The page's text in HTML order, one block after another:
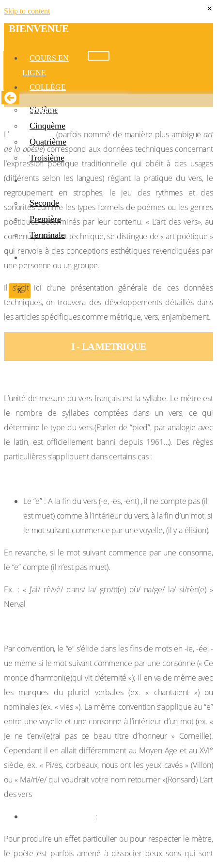
Skip to content
BIENVENUE​
COURS EN
LIGNE
COLLÈGE
Sixième
Cinquème
Quatrième
Troisième
LYCÉE
Seconde
Première
Terminale
X
ART DES VERS
L’art des vers (parfois nommé de manière plus ambiguëart
de la poésie) correspond aux données techniques concernant
l’expression poétique traditionnelle qui obéit à des usages
(différents selon les langues) réglant la pratique du vers, le
regroupement en strophes, le jeu des rythmes et des
sonorités comme les types formels de poèmes ou les genres
poétiques déterminés par leur contenu. « L’art des vers», au
contenu purement technique, se distingue de « art poétique »
qui renvoie à des conceptions esthétiques revendiquées par
une personne ou un groupe.
Il s’agit ici d’une présentation générale de ces données
techniques, on trouvera des développements détaillés dans
les articles spécifiques comme métrique, vers, enjambement.
I - LA METRIQUE
L’unité de mesure du vers français est la syllabe. Le mètre est
le nombre de syllabes comptées dans un vers, ce qui
détermine le type du vers.(Parler de “pied”, par analogie avec
le latin, est officiellement banni depuis 1961…). Des règles
particulières s’appliquent dans certains cas :
Le “e” : A la fin du vers (-e, -es, -ent) , il ne compte pas (il
est muet) comme à l’intérieur du vers, à la fin d’un mot, si
le mot suivant commence par une voyelle, (il y a élision).
En revanche, si le mot suivant commence par une consonne,
le “e” compte (il n’est pas muet).
Ex. : « J’ai/ rê/vé/ dans/ la/ gro/tt(e) où/ na/ge/ la/ si/rèn(e) »
Nerval
Par convention, le “e” s’élide dans les fins de mots en -ie, -ée, -
ue même si le mot suivant commence par une consonne (« Ce
monde d’harmoni(e)qui vit d’éternité »); il en va de même avec
les marques du pluriel verbales (ex. « chantaient ») ou
nominales (ex. « vies »). La même convention s’applique au “e”
entre une voyelle et une consonne à l’intérieur d’un mot (ex. «
Je ne t’envi(e)rai pas ce beau titre d’honneur » Corneille).
Cependant il en allait différemment au Moyen Age et au XVI°
siècle, ex. « Pi/es, corbeaux, nous ont les yeux cavés » (Villon)
ou « Ma/ri/e/ qui voudrait votre nom retourner »(Ronsard) L’art
des vers
:
Pour produire un effet particulier ou pour respecter le mètre,
le poète est parfois amené à dissocier deux sons qui sont
×